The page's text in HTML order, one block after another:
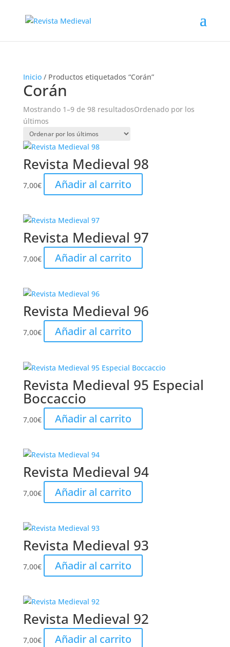
Inicio/ Productos etiquetados “Corán”
Corán
Mostrando 1–9 de 98 resultadosOrdenado por los
últimos
Revista Medieval 98
7,00€ Añadir al carrito
Revista Medieval 97
7,00€ Añadir al carrito
Revista Medieval 96
7,00€ Añadir al carrito
Revista Medieval 95 Especial
Boccaccio
7,00€ Añadir al carrito
Revista Medieval 94
7,00€ Añadir al carrito
Revista Medieval 93
7,00€ Añadir al carrito
Revista Medieval 92
7,00€ Añadir al carrito